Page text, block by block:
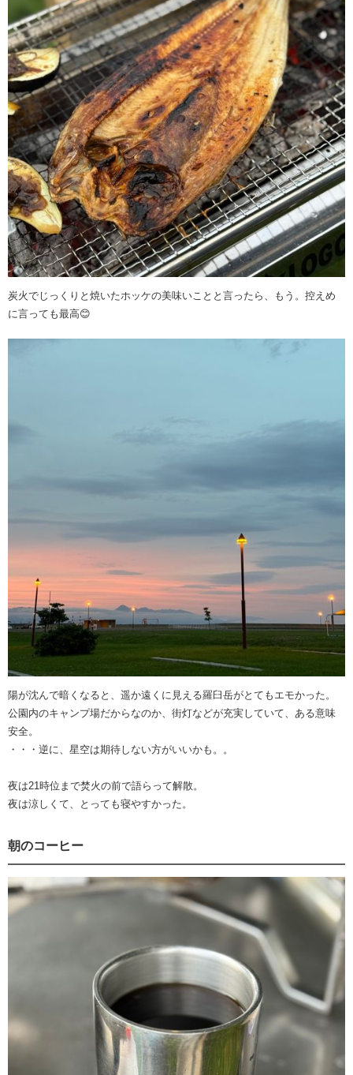
炭火でじっくりと焼いたホッケの美味いことと言ったら、もう。控えめ
に言っても最高😊
陽が沈んで暗くなると、遥か遠くに見える羅臼岳がとてもエモかった。
公園内のキャンプ場だからなのか、街灯などが充実していて、ある意味
安全。
・・・逆に、星空は期待しない方がいいかも。。
夜は21時位まで焚火の前で語らって解散。
夜は涼しくて、とっても寝やすかった。
朝のコーヒー